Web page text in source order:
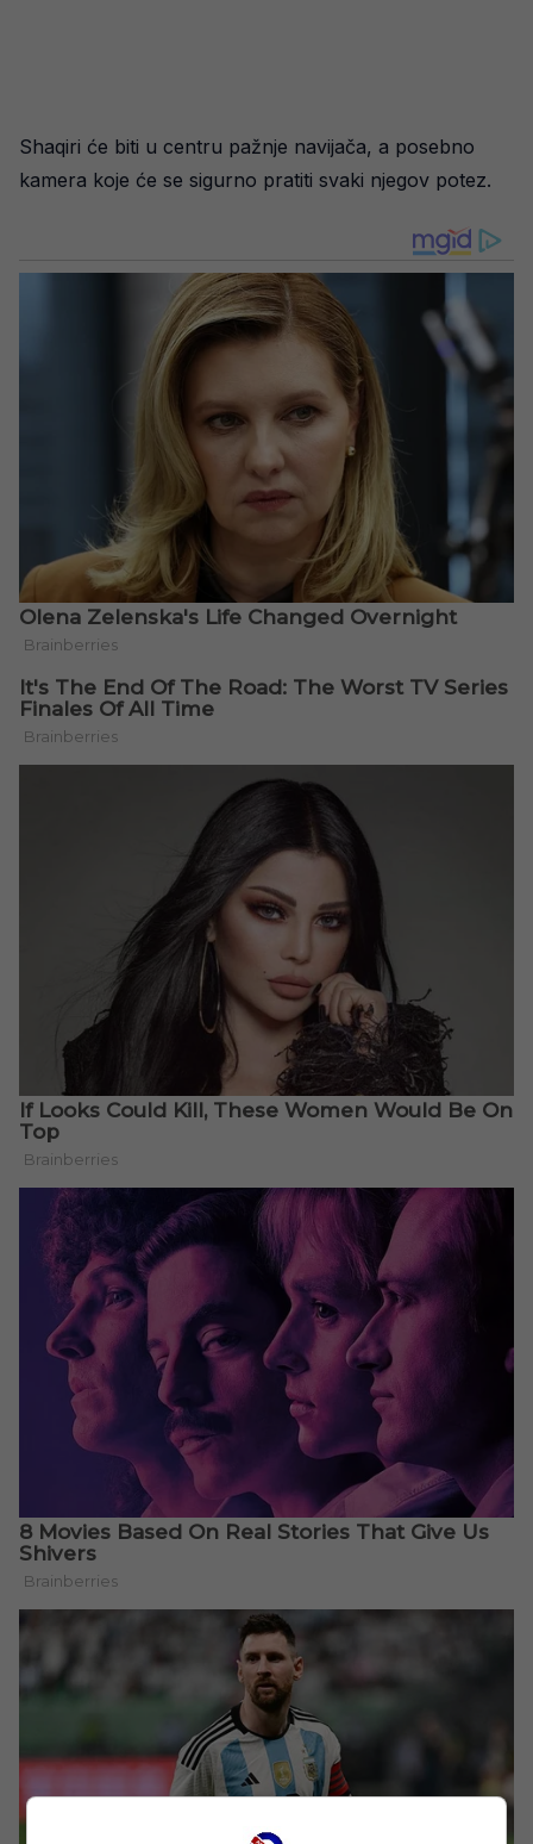
Shaqiri će biti u centru pažnje navijača, a posebno
kamera koje će se sigurno pratiti svaki njegov potez.